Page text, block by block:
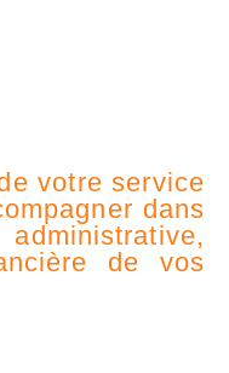
votre service
dans
de vos